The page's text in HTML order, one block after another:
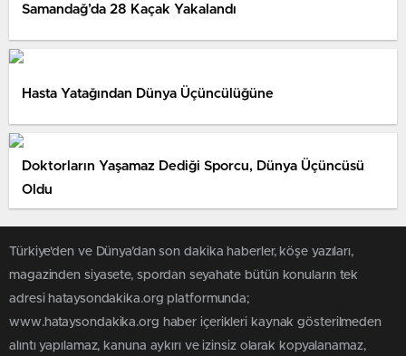
Samandağ’da 28 Kaçak Yakalandı
Hasta Yatağından Dünya Üçüncülüğüne
Doktorların Yaşamaz Dediği Sporcu, Dünya Üçüncüsü
Oldu
Türkiye'den ve Dünya’dan son dakika haberler, köşe yazıları,
magazinden siyasete, spordan seyahate bütün konuların tek
adresi hataysondakika.org platformunda;
www.hataysondakika.org haber içerikleri kaynak gösterilmeden
alıntı yapılamaz, kanuna aykırı ve izinsiz olarak kopyalanamaz,